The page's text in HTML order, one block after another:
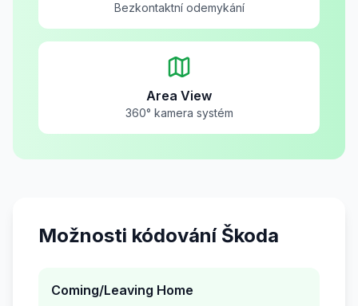
Bezkontaktní odemykání
Area View
360° kamera systém
Možnosti kódování Škoda
Coming/Leaving Home